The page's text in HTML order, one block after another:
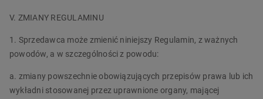
V. ZMIANY REGULAMINU
1. Sprzedawca może zmienić niniejszy Regulamin, z ważnych
powodów, a w szczególności z powodu:
a. zmiany powszechnie obowiązujących przepisów prawa lub ich
wykładni stosowanej przez uprawnione organy, mającej